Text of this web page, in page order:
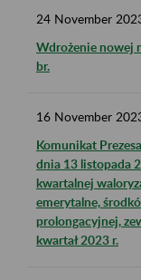
24 November
Wdrożenie nowej
br.
16 November
Komunikat
dnia 13 listopada
kwartalnej
emerytalne,
prolongacyjnej,
kwartał 2023 r.